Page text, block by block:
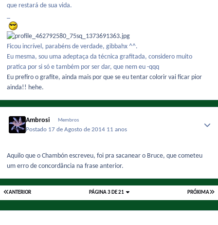
que restará de sua vida.
Ficou incrível, parabéns de verdade, gibbahx ^^.
Eu mesma, sou uma adeptaça da técnica grafitada, considero muito
pratica por si só e também por ser dar, que nem eu -qqq
Eu prefiro o grafite, ainda mais por que se eu tentar colorir vai ficar pior
ainda!! hehe.
Ambrosi Membros
Postado 17 de Agosto de 2014 11 anos
Aquilo que o Chambón escreveu, foi pra sacanear o Bruce, que cometeu
um erro de concordância na frase anterior.
ANTERIOR PRÓXIMA
PÁGINA 3 DE 21